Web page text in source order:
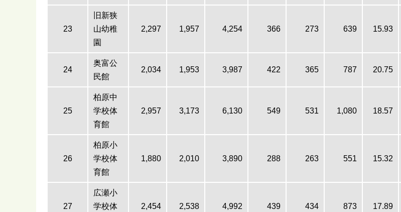
23
旧新狭
山幼稚
園
2,297 1,957 4,254 366 273 639 15.93
24
奥富公
民館
2,034 1,953 3,987 422 365 787 20.75
25
柏原中
学校体
育館
2,957 3,173 6,130 549 531 1,080 18.57
26
柏原小
学校体
育館
1,880 2,010 3,890 288 263 551 15.32
27
広瀬小
学校体
2,454 2,538 4,992 439 434 873 17.89